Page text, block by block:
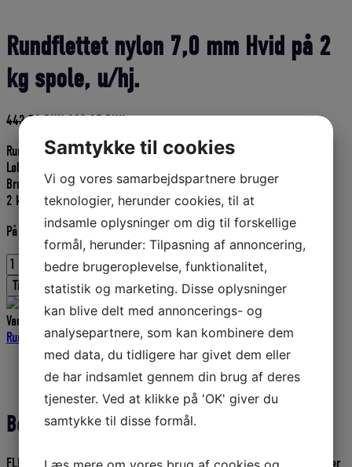
Rundflettet nylon 7,0 mm Hvid på 2
kg spole, u/hj.
443,50DKKDen
oprindelige
pris
443,50 DKK.
399,15DKKDen
aktuelle
pris
399,15 DKK.
Rundflettet fletline Nylon
Løbelængde pr. kg. 70 m.
Brudstyrke 580 kg.
2 kgs spole.
På fjernlager
Rundflettet
nylon
7,0
mm
Hvid
på
antal
Tilføj til kurv
Varenummer (SKU): D332007011 Kategorier: Fletliner,
Rundflettet,Liner og tovværk ,Fiskeriudstyr
Beskrivelse
Yderligere information
Beskrivelse
FLETLINER (NYLON) # Nylon har en vægtfylde på 1,14 g/cm3 og synker
Samtykke til cookies
Vi og vores samarbejdspartnere bruger
teknologier, herunder cookies, til at
indsamle oplysninger om dig til forskellige
formål, herunder: Tilpasning af annoncering,
bedre brugeroplevelse, funktionalitet,
statistik og marketing. Disse oplysninger
kan blive delt med annoncerings- og
analysepartnere, som kan kombinere dem
med data, du tidligere har givet dem eller
de har indsamlet gennem din brug af deres
tjenester. Ved at klikke på 'OK' giver du
samtykke til disse formål.